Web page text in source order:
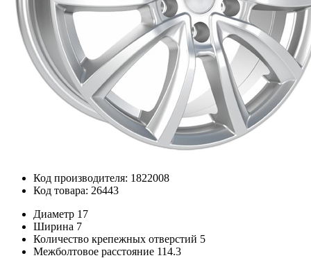
Код производителя: 1822008
Код товара: 26443
Диаметр 17
Ширина 7
Количество крепежных отверстий 5
Межболтовое расстояние 114.3